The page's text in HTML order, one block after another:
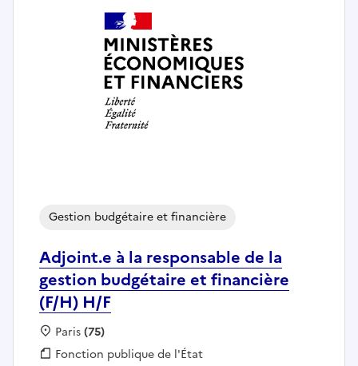
Adjoint.e à la responsable de la
gestion budgétaire et financière
(F/H) H/F
Gestion budgétaire et financière
Localisation :
Paris(75)
Fonction publique :
Fonction publique de l'État